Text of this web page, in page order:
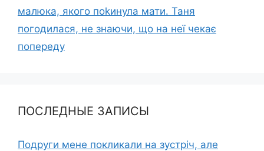
малюка, якого поkинула мати. Таня
погодилася, не знаючи, що на неї чекає
попереду
ПОСЛЕДНЫЕ ЗАПИСЫ
Подруги мене покликали на зустріч, але